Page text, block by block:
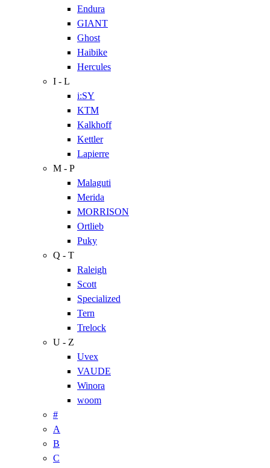
Endura
GIANT
Ghost
Haibike
Hercules
I - L
i:SY
KTM
Kalkhoff
Kettler
Lapierre
M - P
Malaguti
Merida
MORRISON
Ortlieb
Puky
Q - T
Raleigh
Scott
Specialized
Tern
Trelock
U - Z
Uvex
VAUDE
Winora
woom
#
A
B
C